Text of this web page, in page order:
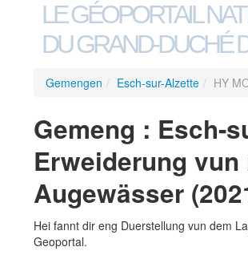
LE GÉOPORTAIL
DU GRAND-DUCHÉ
Gemengen / Esch-sur-Alzette / HY
Gemeng : Esch-
Erweiderung
Augewässer
Hei fannt dir eng Duerstellung vun dem
Geoportal.